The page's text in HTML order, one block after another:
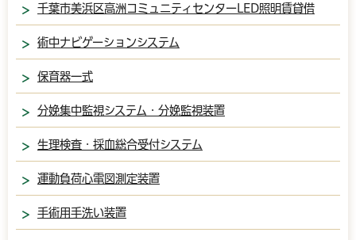
千葉市美浜区高洲コミュニティセンターLED照明賃貸借
術中ナビゲーションシステム
保育器一式
分娩集中監視システム・分娩監視装置
生理検査・採血総合受付システム
運動負荷心電図測定装置
手術用手洗い装置